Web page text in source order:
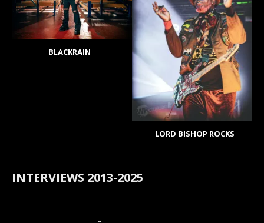
BLACKRAIN
LORD BISHOP ROCKS
INTERVIEWS 2013-2025